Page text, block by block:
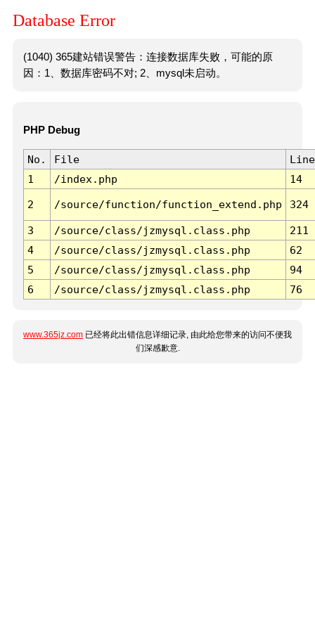
Database Error
(1040) 365建站错误警告：连接数据库失败，可能的原
因：1、数据库密码不对; 2、mysql未启动。
PHP Debug
No. File
Line
1
/index.php 14
2 /source/function/function_extend.php 324
3 /source/class/jzmysql.class.php
211
4
/source/class/jzmysql.class.php
62
5
/source/class/jzmysql.class.php
94
6
/source/class/jzmysql.class.php 76
www.365jz.com 已经将此出错信息详细记录, 由此给您带来的访问不便我
们深感歉意.